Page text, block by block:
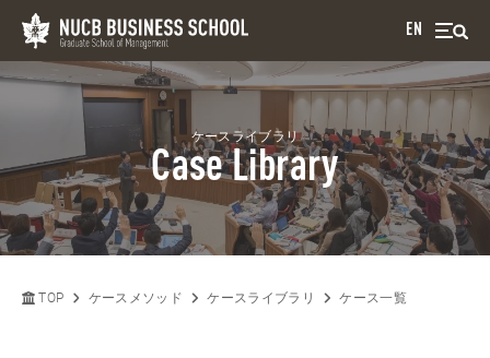
EN
ケースライブラリ
Case Library
TOP ケースメソッド ケースライブラリ ケース一覧